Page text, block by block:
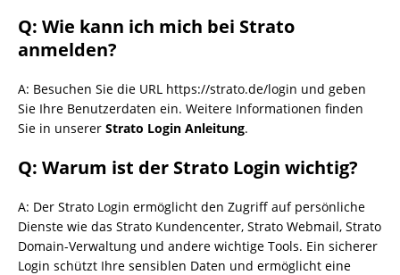
Q: Wie kann ich mich bei Strato
anmelden?
A: Besuchen Sie die URL https://strato.de/login und geben
Sie Ihre Benutzerdaten ein. Weitere Informationen finden
Sie in unserer Strato Login Anleitung.
Q: Warum ist der Strato Login wichtig?
A: Der Strato Login ermöglicht den Zugriff auf persönliche
Dienste wie das Strato Kundencenter, Strato Webmail, Strato
Domain-Verwaltung und andere wichtige Tools. Ein sicherer
Login schützt Ihre sensiblen Daten und ermöglicht eine